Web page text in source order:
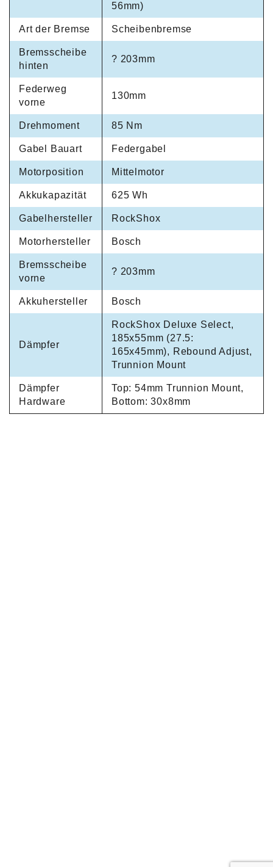
56mm)
Art der Bremse Scheibenbremse
Bremsscheibe
hinten
? 203mm
Federweg
vorne
130mm
Drehmoment 85 Nm
Gabel Bauart Federgabel
Motorposition Mittelmotor
Akkukapazität 625 Wh
Gabelhersteller RockShox
Motorhersteller Bosch
Bremsscheibe
vorne
? 203mm
Akkuhersteller Bosch
Dämpfer
RockShox Deluxe Select,
185x55mm (27.5:
165x45mm), Rebound Adjust,
Trunnion Mount
Dämpfer
Hardware
Top: 54mm Trunnion Mount,
Bottom: 30x8mm